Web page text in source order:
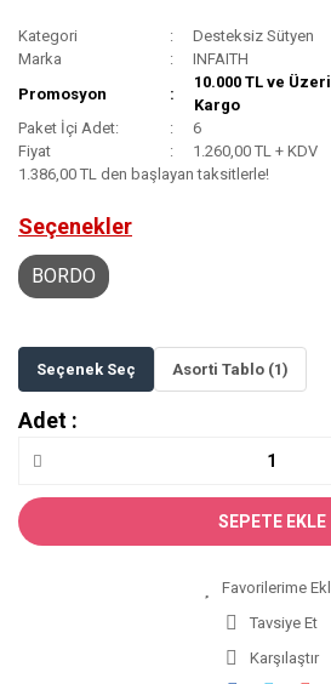
Kategori
Desteksiz Sütyen
Marka
INFAITH
Promosyon
10.000 TL ve
Kargo
Paket İçi Adet:
6
Fiyat
1.260,00 TL + KDV
1.386,00 TL den başlayan taksitlerle!
Seçenekler
BORDO
Seçenek Seç Asorti Tablo (1)
Adet :
SEPETE EKLE
Tavsiye Et
Karşılaştır